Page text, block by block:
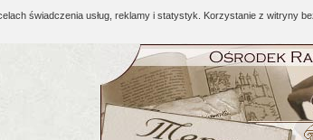
świadczenia usług, reklamy i statystyk. Korzystanie z witryny